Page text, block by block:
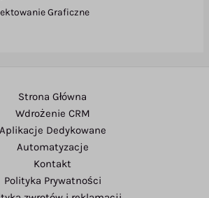
Graficzne
Strona Główna
Wdrożenie CRM
Aplikacje Dedykowane
Automatyzacje
Kontakt
Polityka Prywatności